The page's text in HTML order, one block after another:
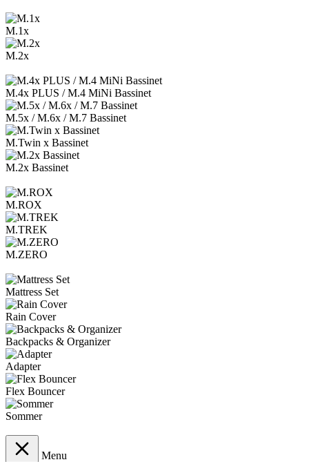
M.1x
M.2x
M.4x PLUS / M.4 MiNi Bassinet
M.5x / M.6x / M.7 Bassinet
M.Twin x Bassinet
M.2x Bassinet
M.ROX
M.TREK
M.ZERO
Mattress Set
Rain Cover
Backpacks & Organizer
Adapter
Flex Bouncer
Sommer
Menu